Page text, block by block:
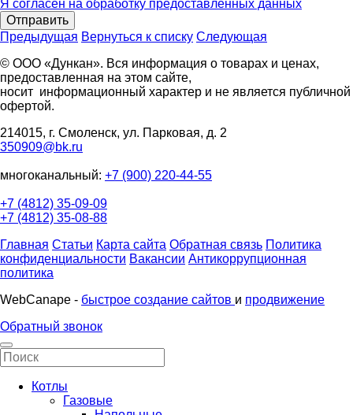
Я согласен на обработку предоставленных данных
Отправить
Предыдущая Вернуться к списку Следующая
© ООО «Дункан». Вся информация о товарах и ценах,
предоставленная на этом сайте,
носит информационный характер и не является публичной
офертой.
214015, г. Смоленск, ул. Парковая, д. 2
350909@bk.ru
многоканальный: +7 (900) 220-44-55
+7 (4812) 35-09-09
+7 (4812) 35-08-88
Главная Статьи Карта сайта Обратная связь Политика
конфиденциальности Вакансии Антикоррупционная
политика
WebCanape - быстрое создание сайтов и продвижение
Обратный звонок
Котлы
Газовые